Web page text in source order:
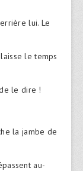
lui. Le
le temps
le dire !
la jambe de
au-